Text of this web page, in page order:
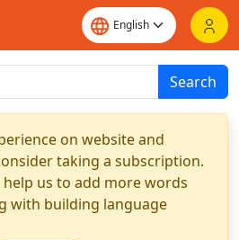
Search
on website and
taking a subscription.
us to add more words
with building language